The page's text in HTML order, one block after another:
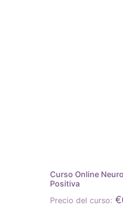
Curso Online
Positiva
Precio del curso: €